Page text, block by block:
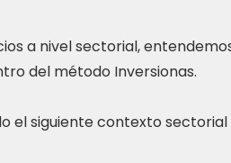
a nivel sectorial,
del método Inversionas.
el siguiente contexto sectorial